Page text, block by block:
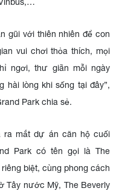
gũi với thiên nhiên để con
vui chơi thỏa thích, mọi
ngơi, thư giãn mỗi ngày
hài lòng khi sống tại đây”,
Park chia sẻ.
ra mắt dự án căn hộ cuối
Park có tên gọi là The
biệt, cùng phong cách
Tây nước Mỹ, The Beverly